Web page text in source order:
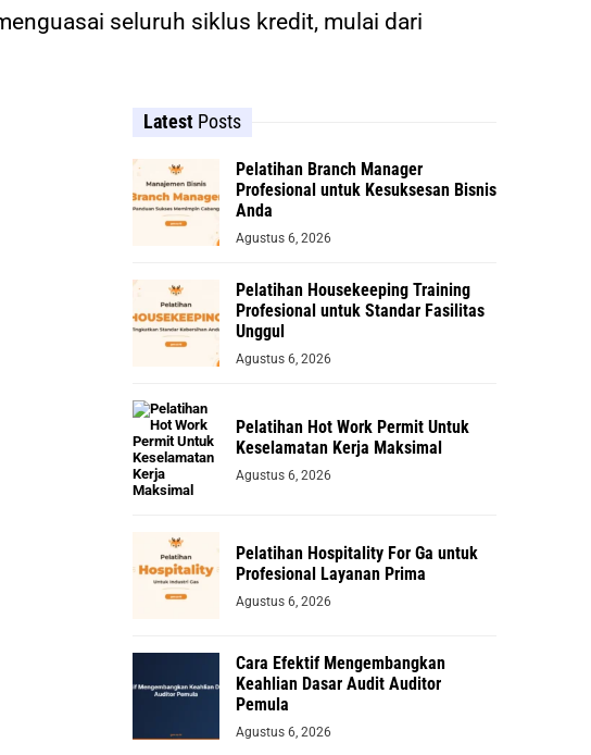
seluruh siklus kredit, mulai dari
Latest Posts
Pelatihan Branch Manager
Profesional untuk Kesuksesan Bisnis
Anda
Agustus 6, 2026
Pelatihan Housekeeping Training
Profesional untuk Standar Fasilitas
Unggul
Agustus 6, 2026
Pelatihan Hot Work Permit Untuk
Keselamatan Kerja Maksimal
Agustus 6, 2026
Pelatihan Hospitality For Ga untuk
Profesional Layanan Prima
Agustus 6, 2026
Cara Efektif Mengembangkan
Keahlian Dasar Audit Auditor
Pemula
Agustus 6, 2026